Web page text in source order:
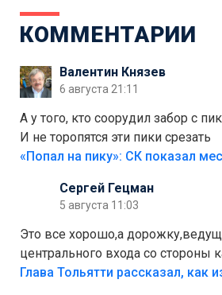
КОММЕНТАРИИ
Валентин Князев
6 августа 21:11
А у того, кто соорудил забор с
И не торопятся эти пики срезать
Сергей Гецман
5 августа 11:03
Это все хорошо,а
центрального входа со стороны
аттракционам слабо